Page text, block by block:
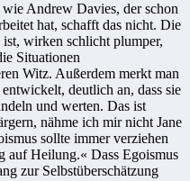
Andrew Davies, der schon
hat, schafft das nicht. Die
wirken schlicht plumper,
Situationen
Witz. Außerdem merkt man
deutlich an, dass sie
und werten. Das ist
nähme ich mir nicht Jane
sollte immer verziehen
auf Heilung.« Dass Egoismus
zur Selbstüberschätzung